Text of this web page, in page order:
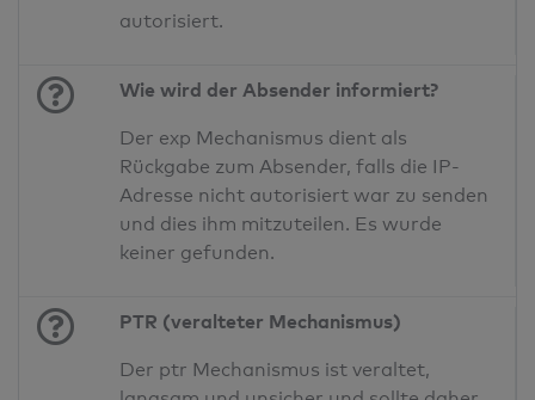
autorisiert.
Wie wird der Absender informiert?
Der exp Mechanismus dient als
Rückgabe zum Absender, falls die IP-
Adresse nicht autorisiert war zu senden
und dies ihm mitzuteilen. Es wurde
keiner gefunden.
PTR (veralteter Mechanismus)
Der ptr Mechanismus ist veraltet,